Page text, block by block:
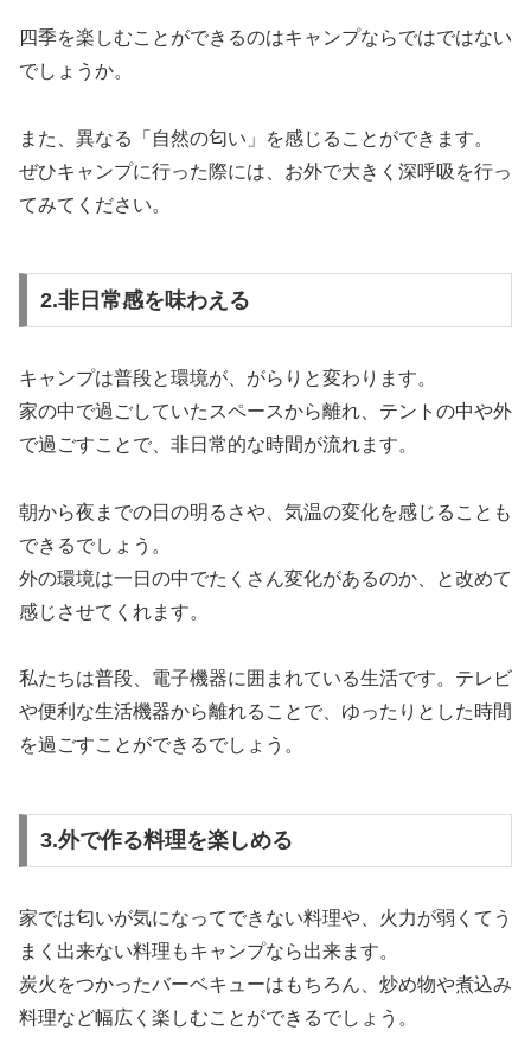
四季を楽しむことができるのはキャンプならではではない
でしょうか。
また、異なる「自然の匂い」を感じることができます。
ぜひキャンプに行った際には、お外で大きく深呼吸を行っ
てみてください。
2.非日常感を味わえる
キャンプは普段と環境が、がらりと変わります。
家の中で過ごしていたスペースから離れ、テントの中や外
で過ごすことで、非日常的な時間が流れます。
朝から夜までの日の明るさや、気温の変化を感じることも
できるでしょう。
外の環境は一日の中でたくさん変化があるのか、と改めて
感じさせてくれます。
私たちは普段、電子機器に囲まれている生活です。テレビ
や便利な生活機器から離れることで、ゆったりとした時間
を過ごすことができるでしょう。
3.外で作る料理を楽しめる
家では匂いが気になってできない料理や、火力が弱くてう
まく出来ない料理もキャンプなら出来ます。
炭火をつかったバーベキューはもちろん、炒め物や煮込み
料理など幅広く楽しむことができるでしょう。